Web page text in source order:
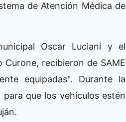
de Atención Médica de
Oscar Luciani y el
recibieron de SAME
equipadas". Durante la
que los vehículos estén